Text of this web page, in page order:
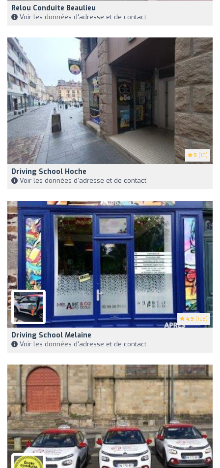
Relou Conduite Beaulieu
Voir les données d'adresse et de contact
5 (10)
Driving School Hoche
Voir les données d'adresse et de contact
4.9 (103)
Driving School Melaine
Voir les données d'adresse et de contact